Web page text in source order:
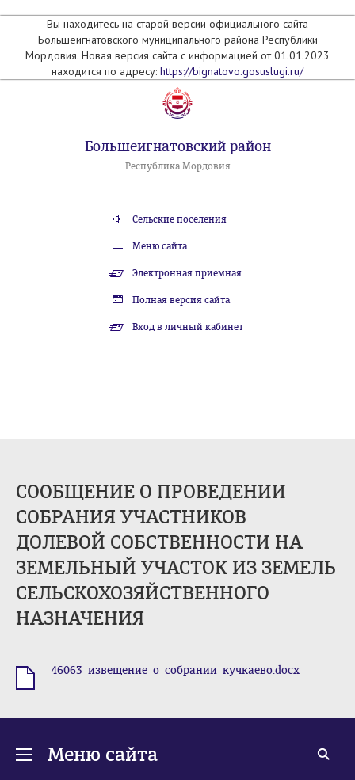
Вы находитесь на старой версии официального сайта
Большеигнатовского муниципального района Республики
Мордовия. Новая версия сайта с информацией от 01.01.2023
находится по адресу: https://bignatovo.gosuslugi.ru/
Большеигнатовский район
Республика Мордовия
Сельские поселения
Меню сайта
Электронная приемная
Полная версия сайта
Вход в личный кабинет
СООБЩЕНИЕ О ПРОВЕДЕНИИ
СОБРАНИЯ УЧАСТНИКОВ
ДОЛЕВОЙ СОБСТВЕННОСТИ НА
ЗЕМЕЛЬНЫЙ УЧАСТОК ИЗ ЗЕМЕЛЬ
СЕЛЬСКОХОЗЯЙСТВЕННОГО
НАЗНАЧЕНИЯ
46063_извещение_о_собрании_кучкаево.docx
Меню сайта